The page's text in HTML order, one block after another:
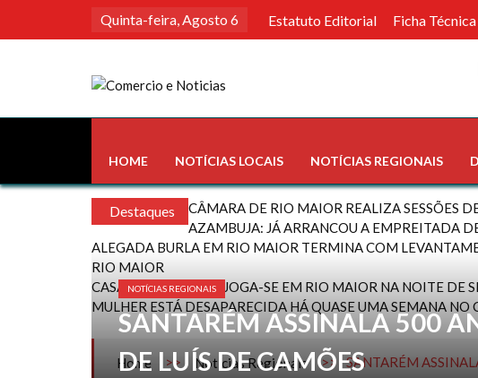
Quinta-feira, Agosto 6 Estatuto Editorial Ficha Técnica
Comercio e Noticias
Notícias e Publicidade Online
HOME NOTÍCIAS LOCAIS NOTÍCIAS REGIONAIS
Destaques
CÂMARA DE RIO MAIOR REALIZA SESSÕES
AZAMBUJA: JÁ ARRANCOU A EMPREITADA
ALEGADA BURLA EM RIO MAIOR TERMINA COM
RIO MAIOR
CASA PIA – BENFICA JOGA-SE EM RIO MAIOR NA NOITE DE
MULHER ESTÁ DESAPARECIDA HÁ QUASE UMA SEMANA NO
Home >> Notícias Regionais >> SANTARÉM
NOTÍCIAS REGIONAIS
SANTARÉM ASSINALA 500
DE LUÍS DE CAMÕES